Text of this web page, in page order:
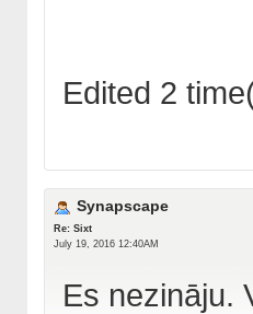
Edited 2
Synapscape
Re: Sixt
July 19, 2016 12:40AM
Es nezināju.